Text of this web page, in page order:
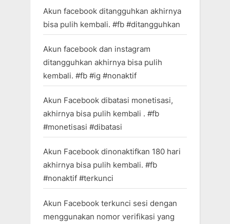
Akun facebook ditangguhkan akhirnya
bisa pulih kembali. #fb #ditangguhkan
Akun facebook dan instagram
ditangguhkan akhirnya bisa pulih
kembali. #fb #ig #nonaktif
Akun Facebook dibatasi monetisasi,
akhirnya bisa pulih kembali . #fb
#monetisasi #dibatasi
Akun Facebook dinonaktifkan 180 hari
akhirnya bisa pulih kembali. #fb
#nonaktif #terkunci
Akun Facebook terkunci sesi dengan
menggunakan nomor verifikasi yang